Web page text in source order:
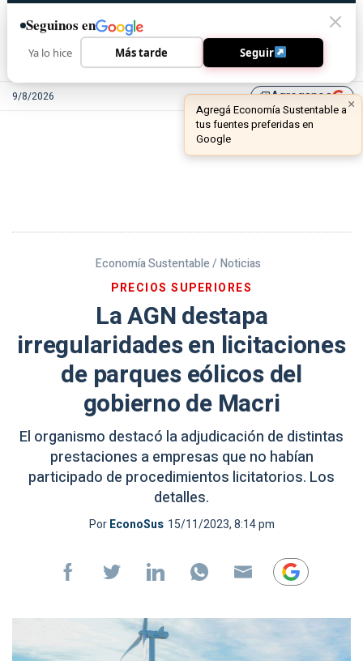
9/8/2026 library_addAgreganos
Economía Sustentable / Noticias
PRECIOS SUPERIORES
La AGN destapa
irregularidades en licitaciones
de parques eólicos del
gobierno de Macri
El organismo destacó la adjudicación de distintas
prestaciones a empresas que no habían
participado de procedimientos licitatorios. Los
detalles.
PorEconoSus 15/11/2023, 8:14 pm
Seguinos en
Ya lo hice Más tarde Seguir